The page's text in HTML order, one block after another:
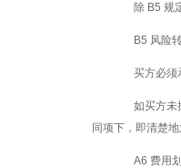
除 B5 规定
B5 风险
买方必须
如买方未
同项下，即清楚
A6 费用